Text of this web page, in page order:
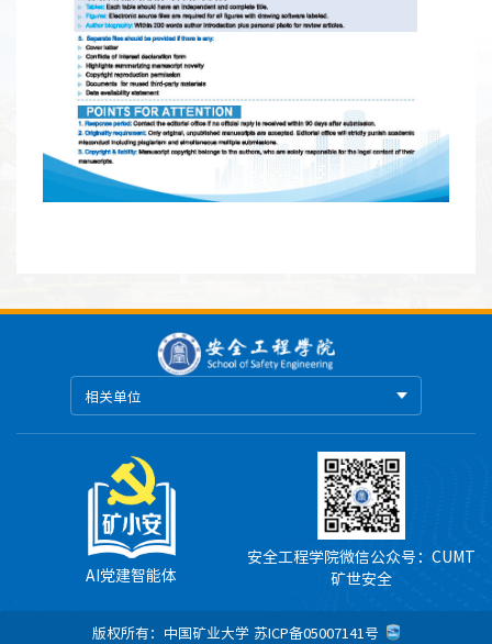
相关单位
AI党建智能体
安全工程学院微信公众号：CUMT
矿世安全
版权所有：中国矿业大学 苏ICP备05007141号